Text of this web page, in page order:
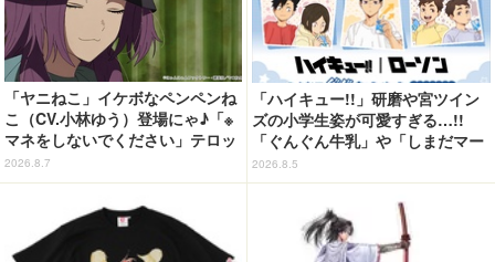
「ヤニねこ」イケボなペンペンね
こ（CV.小林ゆう）登場にゃ♪「※
マネをしないでください」テロッ
プや、アルねこ失踪で江ノ島が聖
地になっちゃう!?「今期の癒し
枠」「怒られない回」第6話【ネ
タバレあり反応まとめ】
2026.8.7
「ハイキュー!!」研磨や宮ツイン
ズの小学生姿が可愛すぎる…!!
「ぐんぐん牛乳」や「しまだマー
ト」デザインのグッズも!? ロー
ソン限定グッズが登場！
2026.8.5